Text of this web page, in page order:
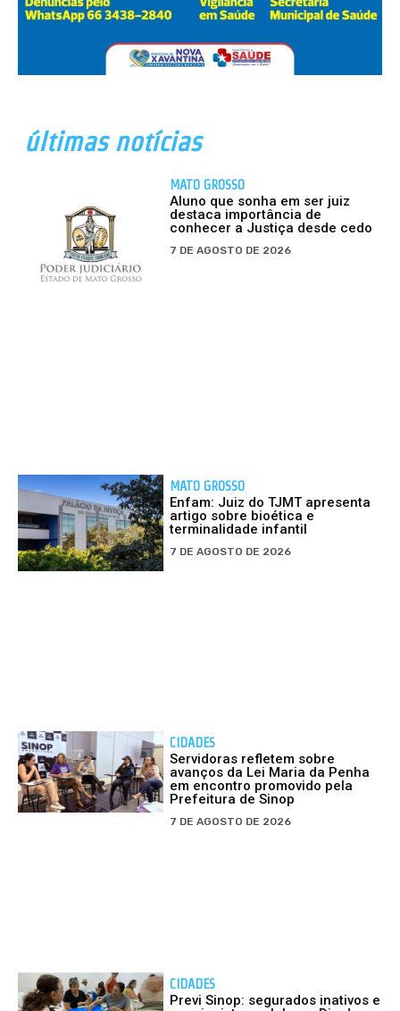
últimas notícias
MATO GROSSO
Aluno que sonha em ser juiz
destaca importância de
conhecer a Justiça desde cedo
7 DE AGOSTO DE 2026
MATO GROSSO
Enfam: Juiz do TJMT apresenta
artigo sobre bioética e
terminalidade infantil
7 DE AGOSTO DE 2026
CIDADES
Servidoras refletem sobre
avanços da Lei Maria da Penha
em encontro promovido pela
Prefeitura de Sinop
7 DE AGOSTO DE 2026
CIDADES
Previ Sinop: segurados inativos e